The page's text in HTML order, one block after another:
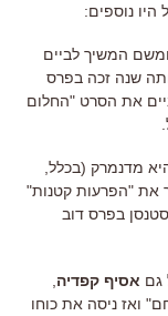
המשיך לביים
שנה זכה בפרס
את הסרט "החלום
מדנמרק (בכלל,
את "הפרעות קטנות"
בפרס דוב
אסיף קפדיה
ואז ניסה את כוחו